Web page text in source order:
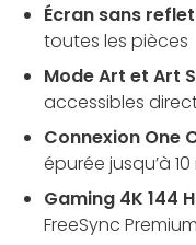
Écran sans reflet
toutes les pièces
Mode Art et Art
accessibles
Connexion One
épurée jusqu’à
Gaming 4K 144
FreeSync